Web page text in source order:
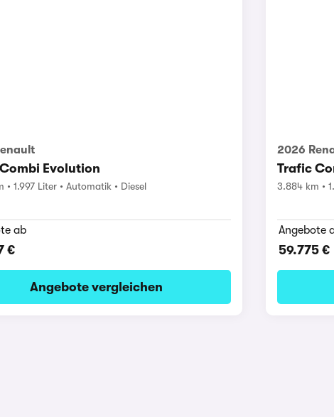
Evolution
1.997 Liter Automatik Diesel
ab
€
Angebote vergleichen
2026
Trafic
3.884 km
Angebote
59.775 €